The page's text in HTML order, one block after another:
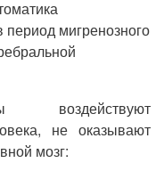
мигренозного
воздействуют
не оказывают
мозг: